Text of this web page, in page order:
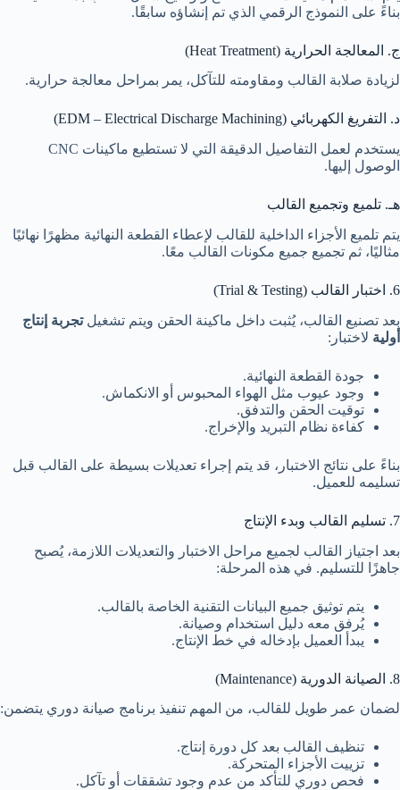
بناءً على النموذج الرقمي الذي تم إنشاؤه سابقًا.
ج. المعالجة الحرارية (Heat Treatment)
لزيادة صلابة القالب ومقاومته للتآكل، يمر بمراحل معالجة حرارية.
د. التفريغ الكهربائي (EDM – Electrical Discharge Machining)
يستخدم لعمل التفاصيل الدقيقة التي لا تستطيع ماكينات CNC
الوصول إليها.
هـ. تلميع وتجميع القالب
يتم تلميع الأجزاء الداخلية للقالب لإعطاء القطعة النهائية مظهرًا نهائيًا
مثاليًا، ثم تجميع جميع مكونات القالب معًا.
6. اختبار القالب (Trial & Testing)
بعد تصنيع القالب، يُثبت داخل ماكينة الحقن ويتم تشغيلتجربة إنتاج
أولية لاختبار:
جودة القطعة النهائية.
وجود عيوب مثل الهواء المحبوس أو الانكماش.
توقيت الحقن والتدفق.
كفاءة نظام التبريد والإخراج.
بناءً على نتائج الاختبار، قد يتم إجراء تعديلات بسيطة على القالب قبل
تسليمه للعميل.
7. تسليم القالب وبدء الإنتاج
بعد اجتياز القالب لجميع مراحل الاختبار والتعديلات اللازمة، يُصبح
جاهزًا للتسليم. في هذه المرحلة:
يتم توثيق جميع البيانات التقنية الخاصة بالقالب.
يُرفق معه دليل استخدام وصيانة.
يبدأ العميل بإدخاله في خط الإنتاج.
8. الصيانة الدورية (Maintenance)
لضمان عمر طويل للقالب، من المهم تنفيذ برنامج صيانة دوري يتضمن:
تنظيف القالب بعد كل دورة إنتاج.
تزييت الأجزاء المتحركة.
فحص دوري للتأكد من عدم وجود تشققات أو تآكل.